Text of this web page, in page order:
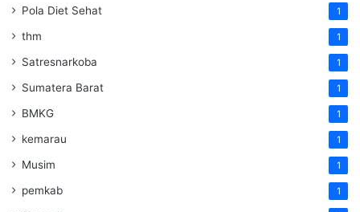
Pola Diet Sehat 1
thm 1
Satresnarkoba 1
Sumatera Barat 1
BMKG 1
kemarau 1
Musim 1
pemkab 1